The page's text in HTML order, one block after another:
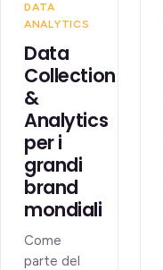
DATA
ANALYTICS
Data
Collection
&
Analytics
per i
grandi
brand
mondiali
Come
parte del